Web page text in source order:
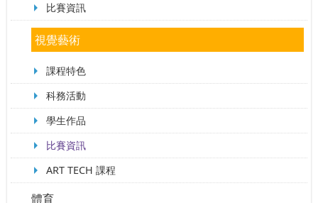
比賽資訊
視覺藝術
課程特色
科務活動
學生作品
比賽資訊
ART TECH 課程
體育